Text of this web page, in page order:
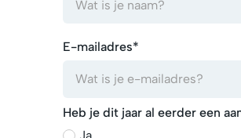
E-mailadres*
Heb je dit jaar al eerder een